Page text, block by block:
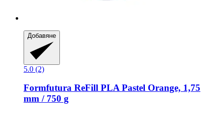
Добавяне
5.0 (2)
Formfutura ReFill PLA Pastel Orange, 1,75
mm / 750 g